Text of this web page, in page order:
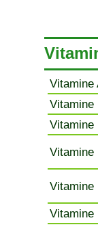
Vitamine
Vitamine
Vitamine
Vitamine
Vitamine
Vitamine